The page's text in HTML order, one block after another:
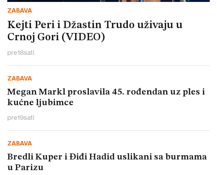
ZABAVA
Kejti Peri i Džastin Trudo uživaju u
Crnoj Gori (VIDEO)
pre18sati
ZABAVA
Megan Markl proslavila 45. rođendan uz ples i
kućne ljubimce
pre19sati
ZABAVA
Bredli Kuper i Điđi Hadid uslikani sa burmama
u Parizu